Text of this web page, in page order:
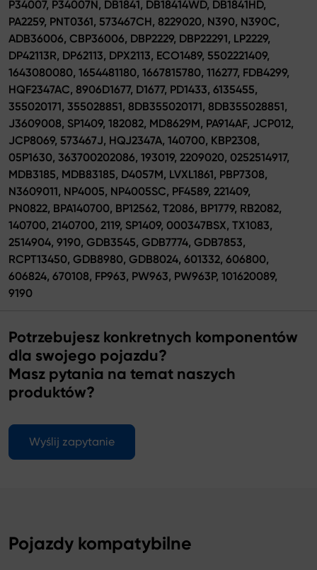
P34007, P34007N, DB1841, DB18414WD, DB1841HD,
PA2259, PNT0361, 573467CH, 8229020, N390, N390C,
ADB36006, CBP36006, DBP2229, DBP22291, LP2229,
DP42113R, DP62113, DPX2113, ECO1489, 5502221409,
1643080080, 1654481180, 1667815780, 116277, FDB4299,
HQF2347AC, 8906D1677, D1677, PD1433, 6135455,
355020171, 355028851, 8DB355020171, 8DB355028851,
J3609008, SP1409, 182082, MD8629M, PA914AF, JCP012,
JCP8069, 573467J, HQJ2347A, 140700, KBP2308,
05P1630, 363700202086, 193019, 2209020, 0252514917,
MDB3185, MDB83185, D4057M, LVXL1861, PBP7308,
N3609011, NP4005, NP4005SC, PF4589, 221409,
PN0822, BPA140700, BP12562, T2086, BP1779, RB2082,
140700, 2140700, 2119, SP1409, 000347BSX, TX1083,
2514904, 9190, GDB3545, GDB7774, GDB7853,
RCPT13450, GDB8980, GDB8024, 601332, 606800,
606824, 670108, FP963, PW963, PW963P, 101620089,
9190
Potrzebujesz konkretnych komponentów
dla swojego pojazdu?
Masz pytania na temat naszych
produktów?
Wyślij zapytanie
Pojazdy kompatybilne